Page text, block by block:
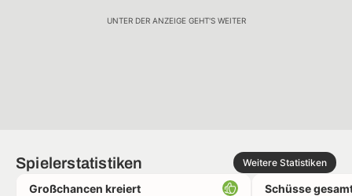
UNTER DER ANZEIGE GEHT'S WEITER
Spielerstatistiken Weitere Statistiken
Großchancen kreiert Schüsse